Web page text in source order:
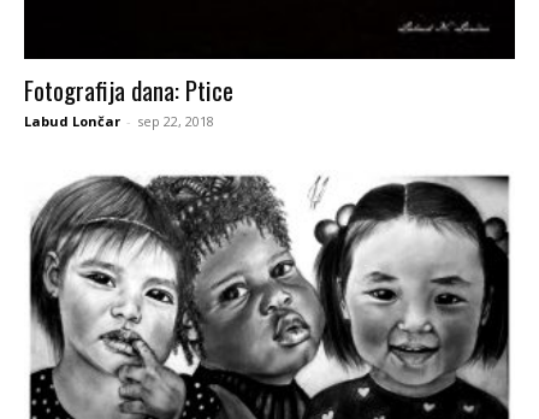
Fotografija dana: Ptice
Labud Lončar - sep 22, 2018